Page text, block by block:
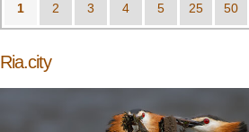
1 2 3 4 5 25 50
Ria.city